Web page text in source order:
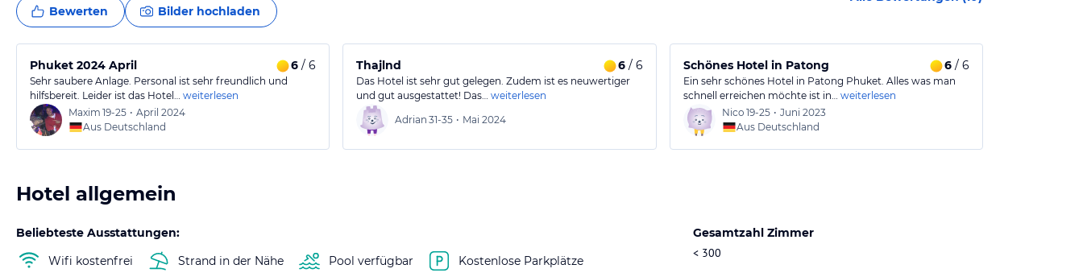
Bewerten Bilder hochladen
Phuket 2024 April 6 / 6
Sehr saubere Anlage. Personal ist sehr freundlich und
hilfsbereit. Leider ist das Hotel… weiterlesen
Maxim 19-25 • April 2024
Aus Deutschland
Thajlnd 6/ 6
Das Hotel ist sehr gut gelegen. Zudem ist es neuwertiger
und gut ausgestattet! Das… weiterlesen
Adrian 31-35 • Mai 2024
Schönes Hotel in Patong 6/ 6
Ein sehr schönes Hotel in Patong Phuket. Alles was man
schnell erreichen möchte ist in… weiterlesen
Nico 19-25 • Juni 2023
Aus Deutschland
Hotel allgemein
Beliebteste Ausstattungen:
Wifi kostenfrei
Strand in der Nähe Pool verfügbar Kostenlose Parkplätze
Gesamtzahl Zimmer
< 300